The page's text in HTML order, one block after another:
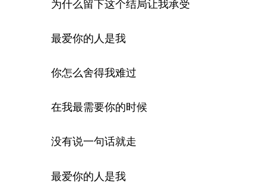
为什么留下这个结局让我承受
最爱你的人是我
你怎么舍得我难过
在我最需要你的时候
没有说一句话就走
最爱你的人是我